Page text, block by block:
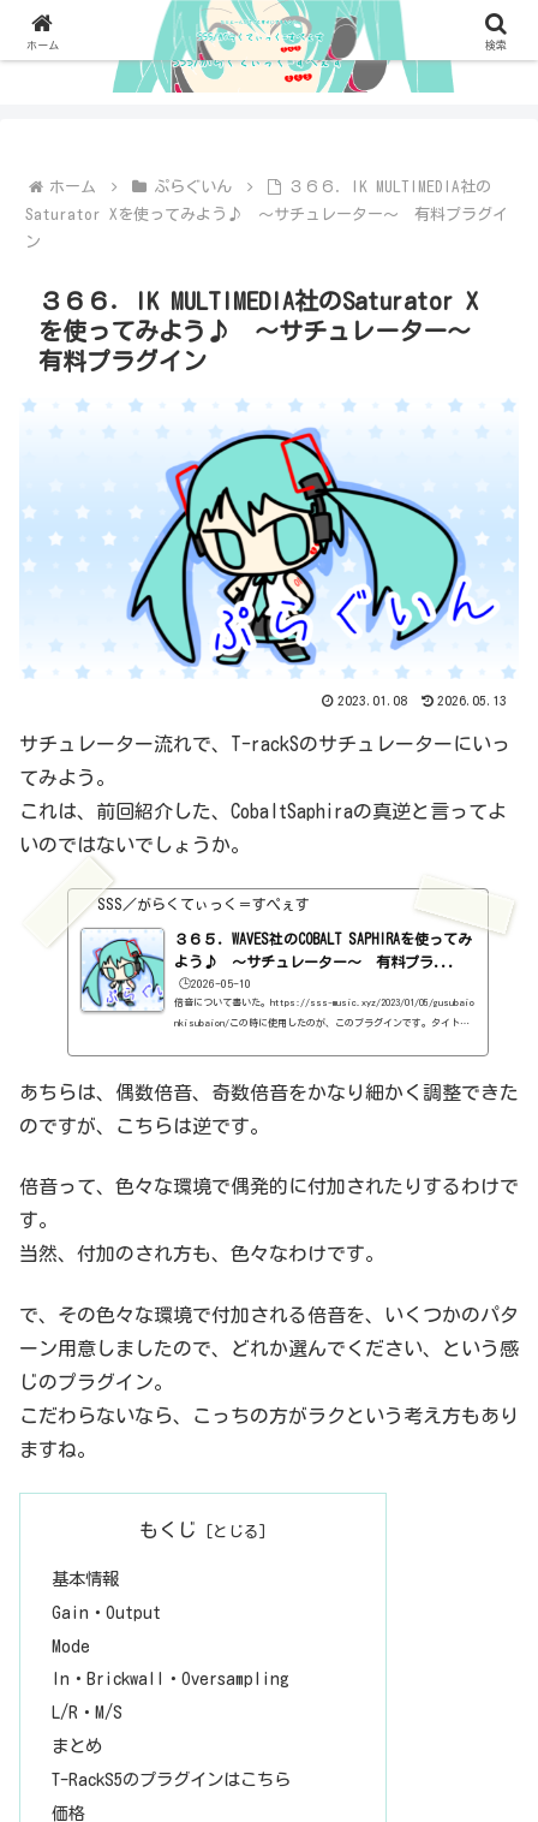
ホーム ぷらぐいん
３６６．IK MULTIMEDIA社の
Saturator Xを使ってみよう♪ ～サチュレーター～ 有料プラグイ
ン
３６６．IK MULTIMEDIA社のSaturator X
を使ってみよう♪ ～サチュレーター～
有料プラグイン
2023.01.08 2026.05.13
サチュレーター流れで、T-rackSのサチュレーターにいっ
てみよう。
これは、前回紹介した、CobaltSaphiraの真逆と言ってよ
いのではないでしょうか。
SSS／がらくてぃっく＝すぺぇす
３６５．WAVES社のCOBALT SAPHIRAを使ってみ
よう♪ ～サチュレーター～ 有料プラ...
🕒️2026-05-10
倍音について書いた。https://sss-music.xyz/2023/01/05/gusubaio
nkisubaion/この時に使用したのが、このプラグインです。タイトル
グインのすごいところが、偶数倍音、奇数倍音を自由に操作すること
ができるのです。一般的なサチュレーターは、倍音の付加する量を調
整するとかいうものです。そう考えると、このプラグインはサチュレ
あちらは、偶数倍音、奇数倍音をかなり細かく調整できた
のですが、こちらは逆です。
倍音って、色々な環境で偶発的に付加されたりするわけで
す。
当然、付加のされ方も、色々なわけです。
で、その色々な環境で付加される倍音を、いくつかのパタ
ーン用意しましたので、どれか選んでください、という感
じのプラグイン。
こだわらないなら、こっちの方がラクという考え方もあり
ますね。
もくじ
基本情報
Gain・Output
Mode
In・Brickwall・Oversampling
L/R・M/S
まとめ
T-RackS5のプラグインはこちら
価格
ホーム 検索